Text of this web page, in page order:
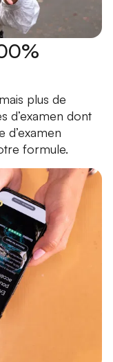
plus de
d’examen dont
d’examen
formule.